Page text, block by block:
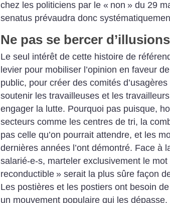
chez les politiciens par le « non » du 29
senatus prévaudra donc
Ne pas se bercer d’illusions
Le seul intérêt de cette histoire de
levier pour mobiliser l’opinion en faveur
public, pour créer des comités d’usagères
soutenir les travailleuses et les
engager la lutte. Pourquoi pas puisque,
secteurs comme les centres de tri, la
pas celle qu’on pourrait attendre, et les
dernières années l’ont démontré. Face à
salarié-e-s, marteler exclusivement le mot
reconductible » serait la plus sûre façon
Les postières et les postiers ont besoin
un mouvement populaire qui les dépasse.